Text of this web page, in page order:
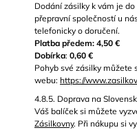
Dodání zásilky k vám je
přepravní společností u
telefonicky o doručení.
Platba předem: 4,50 €
Dobírka: 0,60 €
Pohyb své zásilky můžete
webu: https://
4.8.5. Doprava na
Váš balíček si můžete
Zásilkovny. Při nákupu si